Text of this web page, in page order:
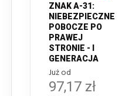
ZNAK A-31:
NIEBEZPIECZNE
POBOCZE PO
PRAWEJ
STRONIE - I
GENERACJA
Już od
97,17 zł